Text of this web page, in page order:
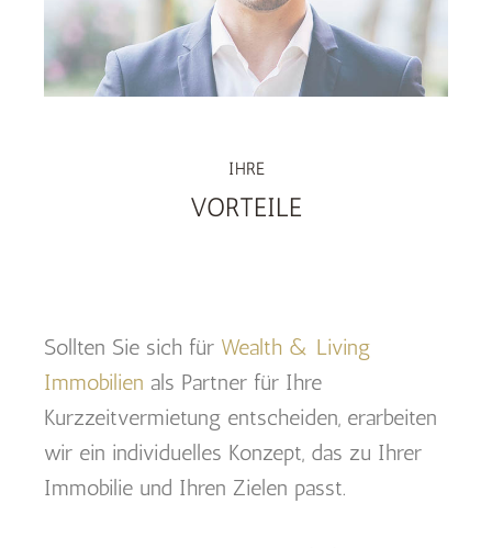
IHRE
VORTEILE
Sollten Sie sich für Wealth & Living
Immobilien als Partner für Ihre
Kurzzeitvermietung entscheiden, erarbeiten
wir ein individuelles Konzept, das zu Ihrer
Immobilie und Ihren Zielen passt.